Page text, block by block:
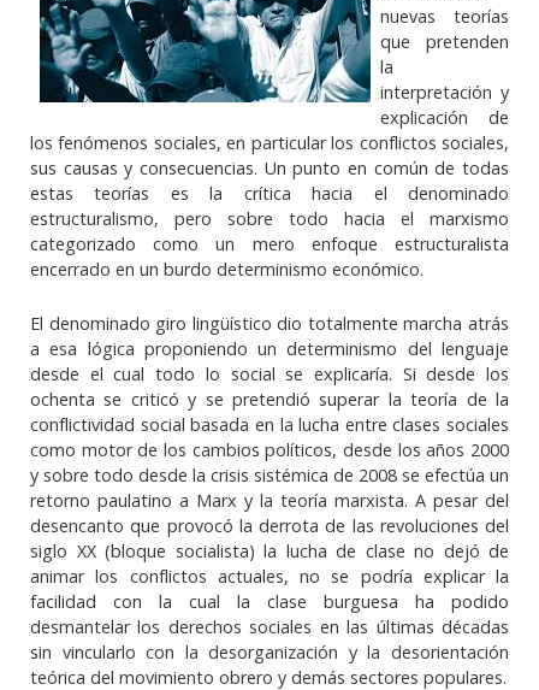
nuevas teorías
que pretenden
la
interpretación y
explicación de
los fenómenos sociales, en particular los conflictos sociales,
sus causas y consecuencias. Un punto en común de todas
estas teorías es la crítica hacia el denominado
estructuralismo, pero sobre todo hacia el marxismo
categorizado como un mero enfoque estructuralista
encerrado en un burdo determinismo económico.
El denominado giro lingüístico dio totalmente marcha atrás
a esa lógica proponiendo un determinismo del lenguaje
desde el cual todo lo social se explicaría. Si desde los
ochenta se criticó y se pretendió superar la teoría de la
conflictividad social basada en la lucha entre clases sociales
como motor de los cambios políticos, desde los años 2000
y sobre todo desde la crisis sistémica de 2008 se efectúa un
retorno paulatino a Marx y la teoría marxista. A pesar del
desencanto que provocó la derrota de las revoluciones del
siglo XX (bloque socialista) la lucha de clase no dejó de
animar los conflictos actuales, no se podría explicar la
facilidad con la cual la clase burguesa ha podido
desmantelar los derechos sociales en las últimas décadas
sin vincularlo con la desorganización y la desorientación
teórica del movimiento obrero y demás sectores populares.